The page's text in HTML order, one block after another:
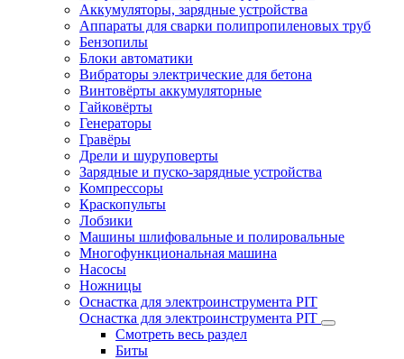
Аккумуляторы, зарядные устройства
Аппараты для сварки полипропиленовых труб
Бензопилы
Блоки автоматики
Вибраторы электрические для бетона
Винтовёрты аккумуляторные
Гайковёрты
Генераторы
Гравёры
Дрели и шуруповерты
Зарядные и пуско-зарядные устройства
Компрессоры
Краскопульты
Лобзики
Машины шлифовальные и полировальные
Многофункциональная машина
Насосы
Ножницы
Оснастка для электроинструмента PIT
Оснастка для электроинструмента PIT
Смотреть весь раздел
Биты